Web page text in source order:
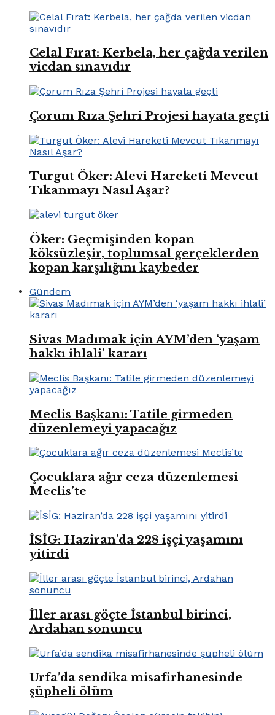
Celal Fırat: Kerbela, her çağda verilen
vicdan sınavıdır
Çorum Rıza Şehri Projesi hayata geçti
Turgut Öker: Alevi Hareketi Mevcut
Tıkanmayı Nasıl Aşar?
Öker: Geçmişinden kopan
köksüzleşir, toplumsal gerçeklerden
kopan karşılığını kaybeder
Gündem
Sivas Madımak için AYM’den ‘yaşam
hakkı ihlali’ kararı
Meclis Başkanı: Tatile girmeden
düzenlemeyi yapacağız
Çocuklara ağır ceza düzenlemesi
Meclis’te
İSİG: Haziran’da 228 işçi yaşamını
yitirdi
İller arası göçte İstanbul birinci,
Ardahan sonuncu
Urfa’da sendika misafirhanesinde
şüpheli ölüm